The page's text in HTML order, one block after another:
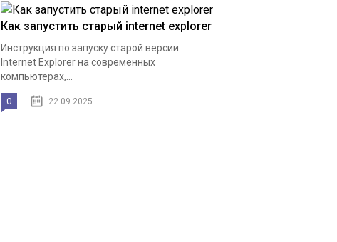
Как запустить старый internet explorer
Инструкция по запуску старой версии
Internet Explorer на современных
компьютерах,...
0 22.09.2025